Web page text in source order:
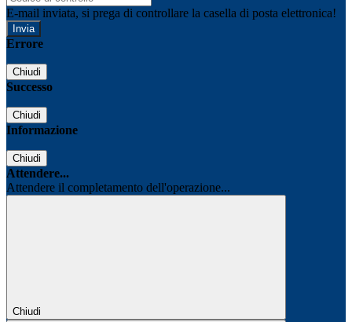
E-mail inviata, si prega di controllare la casella di posta elettronica!
Errore
Chiudi
Successo
Chiudi
Informazione
Chiudi
Attendere...
Attendere il completamento dell'operazione...
Chiudi